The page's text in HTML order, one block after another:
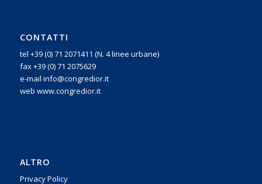
CONTATTI
tel +39 (0) 71 2071411 (N. 4 linee urbane)
fax +39 (0) 71 2075629
e-mail info@congredior.it
web www.congredior.it
ALTRO
Privacy Policy